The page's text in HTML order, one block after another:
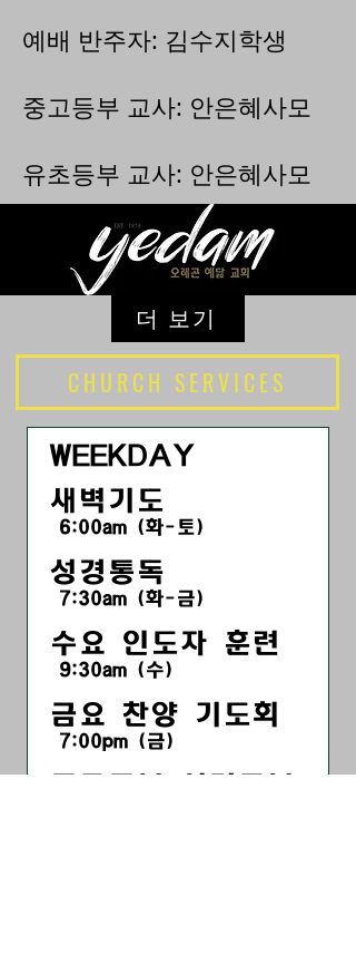
예배 반주자: 김수지학생
중고등부 교사: 안은혜사모
유초등부 교사: 안은혜사모
더 보기
CHURCH SERVICES
WEEKDAY
새벽기도
6:00am (화-토)
성경통독
7:30am (화-금)
수요 인도자 훈련
9:30am (수)
금요 찬양 기도회
7:00pm (금)